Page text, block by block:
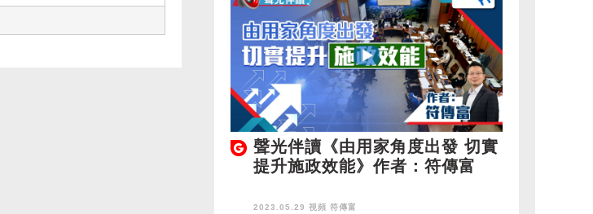
聲光伴讀《由用家角度出發 切實
提升施政效能》作者：符傳富
2023.05.29 視頻 符傳富